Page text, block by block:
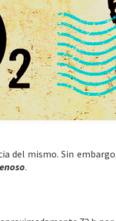
del mismo. Sin
.